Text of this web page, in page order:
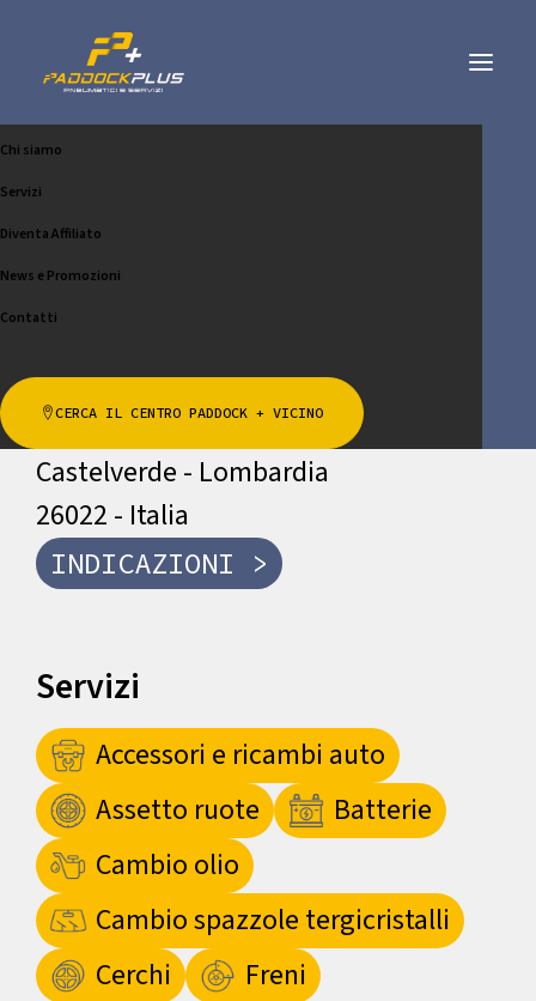
Chi siamo
Servizi
Diventa Affiliato
News e Promozioni
Contatti
CERCA IL CENTRO PADDOCK + VICINO
ZORZA GOMME SRL
CHIAMA
Indirizzo
Via Bergamo 65
Castelverde - Lombardia
26022 - Italia
INDICAZIONI >
Servizi
Accessori e ricambi auto
Assetto ruote
Batterie
Cambio olio
Cambio spazzole tergicristalli
Cerchi
Freni